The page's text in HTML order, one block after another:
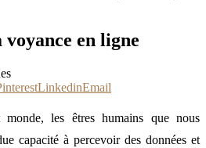
en ligne
LinkedinEmail
les êtres humains que nous
capacité à percevoir des données et